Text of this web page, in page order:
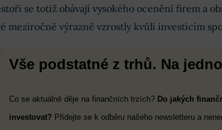
se totiž obávají vysokého ocenění firem a
meziročně výrazně vzrostly kvůli investicím
Vše podstatné z trhů. Na
Co se aktuálně děje na finančních trzích? Do jakých
investovat? Přidejte se k odběru našeho newsletteru a